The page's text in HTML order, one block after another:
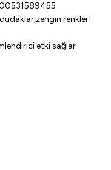
renkler!
etki sağlar